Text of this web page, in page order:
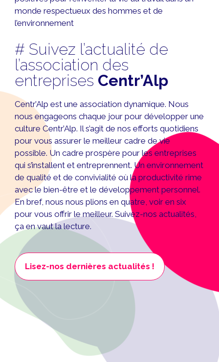
monde respectueux des hommes et de
l’environnement
# Suivez l’actualité de
l’association des
entreprises Centr’Alp
Centr’Alp est une association dynamique. Nous
nous engageons chaque jour pour développer une
culture Centr’Alp. Il s’agit de nos efforts quotidiens
pour vous assurer le meilleur cadre de vie
possible. Un cadre prospère pour les entreprises
qui s’installent et entreprennent. Un environnement
de qualité et de convivialité où la productivité rime
avec le bien-être et le développement personnel.
En bref, nous nous plions en quatre, voir en six
pour vous offrir le meilleur. Suivez-nos actualités,
ça en vaut la lecture.
Lisez-nos dernières actualités !